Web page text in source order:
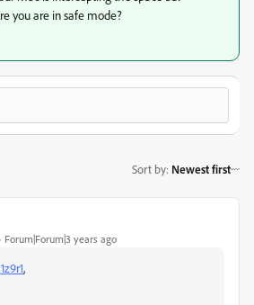
you are in safe mode?
Sort by: Newest first
Forum|Forum|3 years ago
,